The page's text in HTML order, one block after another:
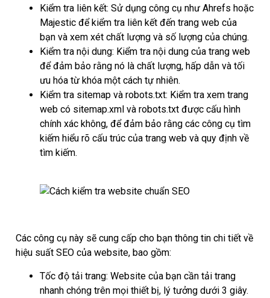
Kiểm tra liên kết: Sử dụng công cụ như Ahrefs hoặc
Majestic để kiểm tra liên kết đến trang web của
bạn và xem xét chất lượng và số lượng của chúng.
Kiểm tra nội dung: Kiểm tra nội dung của trang web
để đảm bảo rằng nó là chất lượng, hấp dẫn và tối
ưu hóa từ khóa một cách tự nhiên.
Kiểm tra sitemap và robots.txt: Kiểm tra xem trang
web có sitemap.xml và robots.txt được cấu hình
chính xác không, để đảm bảo rằng các công cụ tìm
kiếm hiểu rõ cấu trúc của trang web và quy định về
tìm kiếm.
Các công cụ này sẽ cung cấp cho bạn thông tin chi tiết về
hiệu suất SEO của website, bao gồm:
Tốc độ tải trang: Website của bạn cần tải trang
nhanh chóng trên mọi thiết bị, lý tưởng dưới 3 giây.